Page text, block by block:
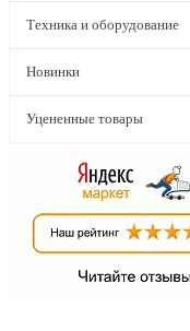
Техника и оборудование
Новинки
Уцененные товары